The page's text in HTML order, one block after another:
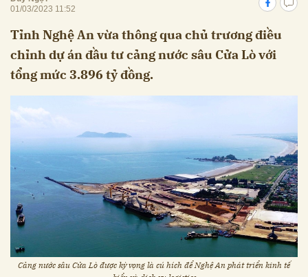
01/03/2023 11:52
Tỉnh Nghệ An vừa thông qua chủ trương điều
chỉnh dự án đầu tư cảng nước sâu Cửa Lò với
tổng mức 3.896 tỷ đồng.
Cảng nước sâu Cửa Lò được kỳ vọng là cú hích để Nghệ An phát triển kinh tế